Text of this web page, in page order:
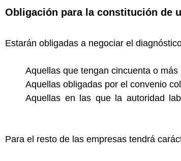
Obligación para la constitución de
Estarán obligadas a negociar el
Aquellas que tengan cincuenta o
Aquellas obligadas por el convenio
Aquellas en las que la autoridad
Para el resto de las empresas tendrá